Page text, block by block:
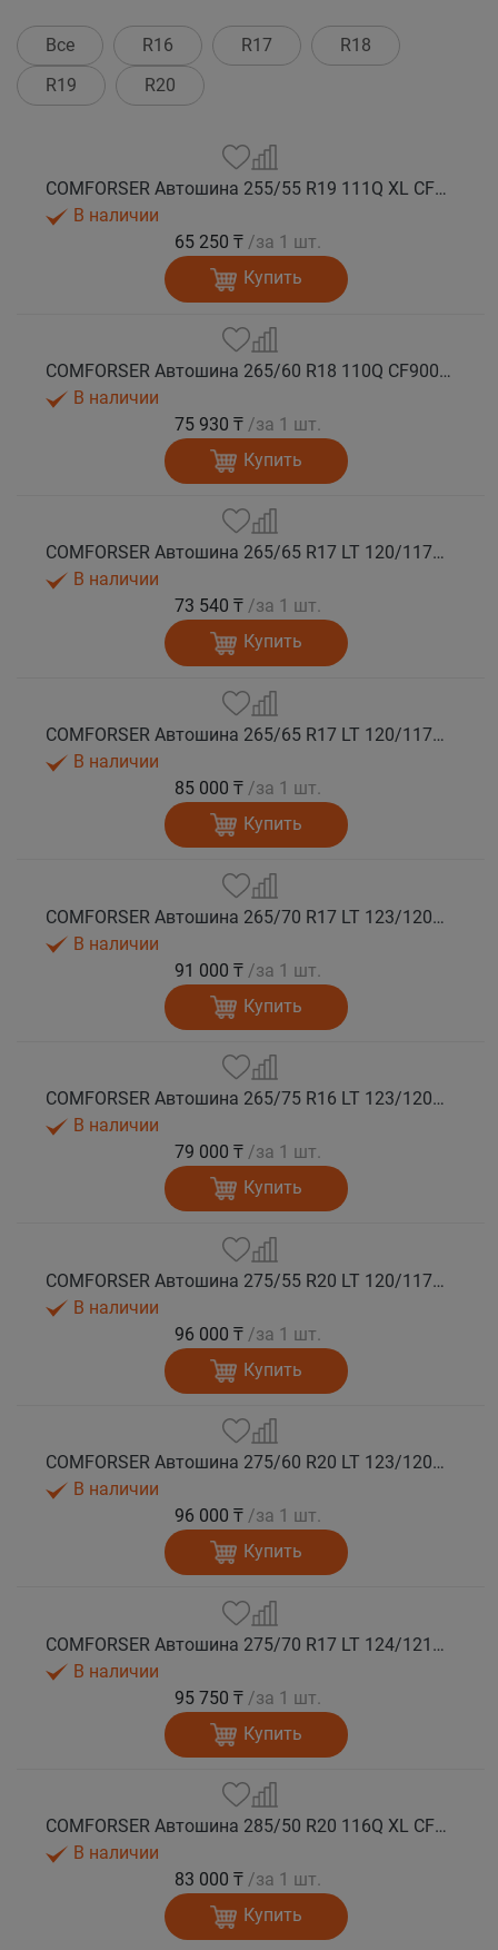
Все R16 R17
R18
R19
R20
COMFORSER Автошина 255/55 R19 111Q XL CF9000 R/T RWL лето
В наличии
65 250 ₸ /за 1 шт.
Купить
COMFORSER Автошина 265/60 R18 110Q CF9000 R/T RWL лето
В наличии
75 930 ₸ /за 1 шт.
Купить
COMFORSER Автошина 265/65 R17 LT 120/117Q CF9000 R/T RWL 10PR лето
В наличии
73 540 ₸ /за 1 шт.
Купить
COMFORSER Автошина 265/65 R17 LT 120/117Q CF9000 R/T RWL 10PR лето
В наличии
85 000 ₸ /за 1 шт.
Купить
COMFORSER Автошина 265/70 R17 LT 123/120Q CF9000 R/T RWL 10PR лето
В наличии
91 000 ₸ /за 1 шт.
Купить
COMFORSER Автошина 265/75 R16 LT 123/120Q CF9000 R/T RWL 10PR лето
В наличии
79 000 ₸ /за 1 шт.
Купить
COMFORSER Автошина 275/55 R20 LT 120/117Q CF9000 R/T RWL 10PR лето
В наличии
96 000 ₸ /за 1 шт.
Купить
COMFORSER Автошина 275/60 R20 LT 123/120Q CF9000 R/T RWL 10PR лето
В наличии
96 000 ₸ /за 1 шт.
Купить
COMFORSER Автошина 275/70 R17 LT 124/121Q CF9000 R/T RWL 10PR лето
В наличии
95 750 ₸ /за 1 шт.
Купить
COMFORSER Автошина 285/50 R20 116Q XL CF9000 R/T RWL лето
В наличии
83 000 ₸ /за 1 шт.
Купить